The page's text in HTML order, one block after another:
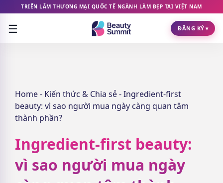
TRIỂN LÃM THƯƠNG MẠI QUỐC TẾ NGÀNH LÀM ĐẸP TẠI VIỆT NAM
☰ ĐĂNG KÝ ▾
Home- Kiến thức & Chia sẻ-Ingredient-first
beauty: vì sao người mua ngày càng quan tâm
thành phần?
Ingredient-first beauty:
vì sao người mua ngày